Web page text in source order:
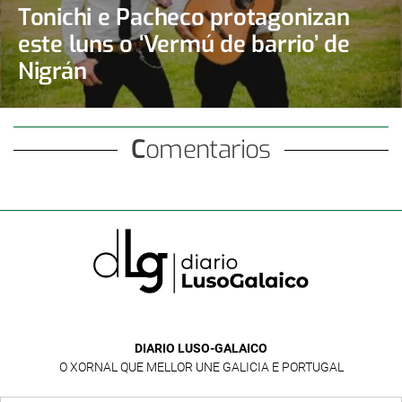
Tonichi e Pacheco protagonizan
este luns o ‘Vermú de barrio’ de
Nigrán
Comentarios
DIARIO LUSO-GALAICO
O XORNAL QUE MELLOR UNE GALICIA E PORTUGAL